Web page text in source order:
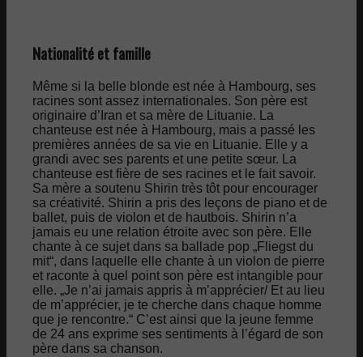
Nationalité et famille
Même si la belle blonde est née à Hambourg, ses
racines sont assez internationales. Son père est
originaire d’Iran et sa mère de Lituanie. La
chanteuse est née à Hambourg, mais a passé les
premières années de sa vie en Lituanie. Elle y a
grandi avec ses parents et une petite sœur. La
chanteuse est fière de ses racines et le fait savoir.
Sa mère a soutenu Shirin très tôt pour encourager
sa créativité. Shirin a pris des leçons de piano et de
ballet, puis de violon et de hautbois. Shirin n’a
jamais eu une relation étroite avec son père. Elle
chante à ce sujet dans sa ballade pop „Fliegst du
mit“, dans laquelle elle chante à un violon de pierre
et raconte à quel point son père est intangible pour
elle. „Je n’ai jamais appris à m’apprécier/ Et au lieu
de m’apprécier, je te cherche dans chaque homme
que je rencontre.“ C’est ainsi que la jeune femme
de 24 ans exprime ses sentiments à l’égard de son
père dans sa chanson.